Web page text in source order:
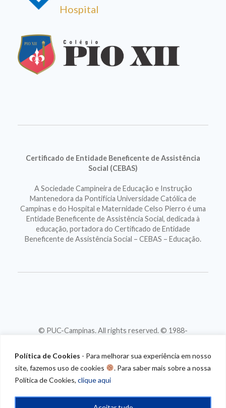
Política de Cookies - Para melhorar sua experiência em nosso
site, fazemos uso de cookies
. Para saber mais sobre a nossa
Política de Cookies, clique aqui
Hospital
Certificado de Entidade Beneficente de Assistência
Social (CEBAS)
A Sociedade Campineira de Educação e Instrução
Mantenedora da Pontifícia Universidade Católica de
Campinas e do Hospital e Maternidade Celso Pierro é uma
Entidade Beneficente de Assistência Social, dedicada à
educação, portadora do Certificado de Entidade
Beneficente de Assistência Social – CEBAS – Educação.
© PUC-Campinas. All rights reserved. © 1988-